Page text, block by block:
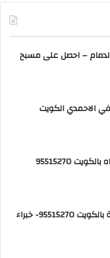
– احصل على مسبح
الاحمدي الكويت
95515270
شركة معالجة الرطوبة بالكويت 95515270- خبراء